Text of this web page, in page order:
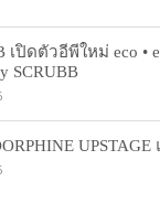
เปิดตัวอีพีใหม่ eco •
SCRUBB